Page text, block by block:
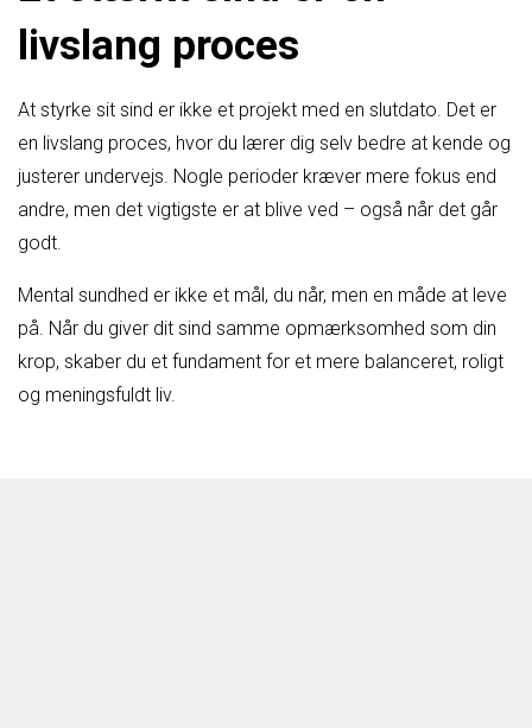
livslang proces
At styrke sit sind er ikke et projekt med en slutdato. Det er
en livslang proces, hvor du lærer dig selv bedre at kende og
justerer undervejs. Nogle perioder kræver mere fokus end
andre, men det vigtigste er at blive ved – også når det går
godt.
Mental sundhed er ikke et mål, du når, men en måde at leve
på. Når du giver dit sind samme opmærksomhed som din
krop, skaber du et fundament for et mere balanceret, roligt
og meningsfuldt liv.